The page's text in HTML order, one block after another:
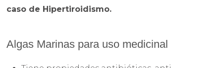
caso de Hipertiroidismo.
Algas Marinas para uso medicinal